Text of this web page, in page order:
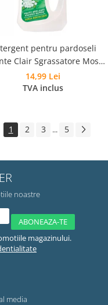
pentru pardoseli
Clair Sgrassatore Mosc
Alb, 750 ml
14,99 Lei
TVA inclus
1 2 3 ... 5
noastre
magazinului.
media